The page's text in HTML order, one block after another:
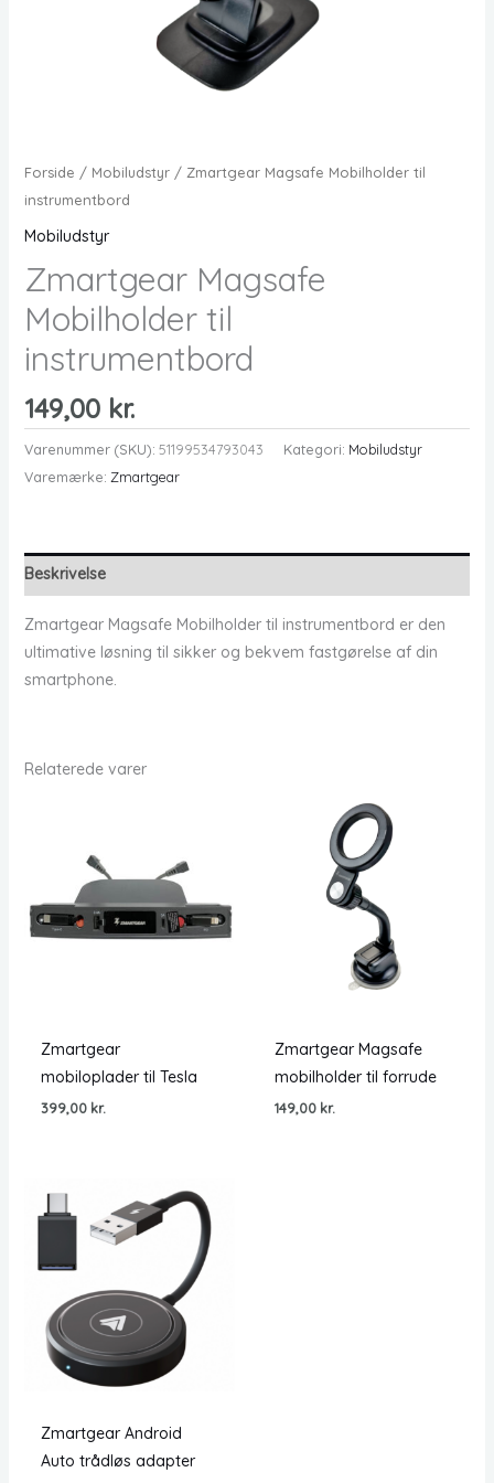
Forside / Mobiludstyr/ Zmartgear Magsafe Mobilholder til
instrumentbord
Mobiludstyr
Zmartgear Magsafe
Mobilholder til
instrumentbord
149,00 kr.
Varenummer (SKU): 51199534793043 Kategori: Mobiludstyr
Varemærke: Zmartgear
Beskrivelse
Zmartgear Magsafe Mobilholder til instrumentbord er den
ultimative løsning til sikker og bekvem fastgørelse af din
smartphone.
Relaterede varer
Zmartgear
mobiloplader til Tesla
399,00 kr.
Zmartgear Magsafe
mobilholder til forrude
149,00 kr.
Zmartgear Android
Auto trådløs adapter